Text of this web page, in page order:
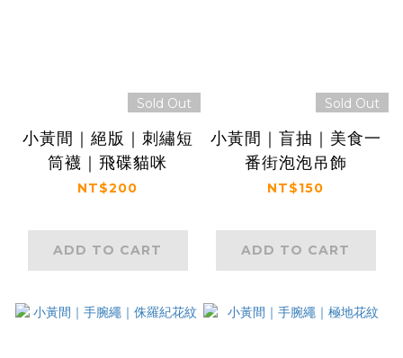
Sold Out
小黃間｜絕版｜刺繡短
筒襪｜飛碟貓咪
NT$200
ADD TO CART
Sold Out
小黃間｜盲抽｜美食一
番街泡泡吊飾
NT$150
ADD TO CART